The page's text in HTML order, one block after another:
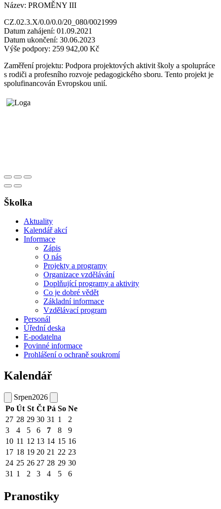
Název: PROMĚNY III
CZ.02.3.X/0.0/0.0/20_080/0021999
Datum zahájení: 01.09.2021
Datum ukončení: 30.06.2023
Výše podpory: 259 942,00 Kč
Zaměření projektu: Podpora projektových aktivit školy a spolupráce
s rodiči a profesního rozvoje pedagogického sboru. Tento projekt je
spolufinancován Evropskou unií.
Školka
Aktuality
Kalendář akcí
Informace
Zápis
O nás
Projekty a programy
Organizace vzdělávání
Doplňující programy a aktivity
Co je dobré vědět
Základní informace
Vzdělávací program
Personál
Úřední deska
E-podatelna
Povinné informace
Prohlášení o ochraně soukromí
Kalendář
Srpen2026
Po Út St Čt Pá So Ne
27 28 29 30 31 1
2
3
4 5 6 7 8
9
10 11 12 13 14 15 16
17 18 19 20 21 22 23
24 25 26 27 28 29 30
31 1 2 3 4 5 6
Pranostiky